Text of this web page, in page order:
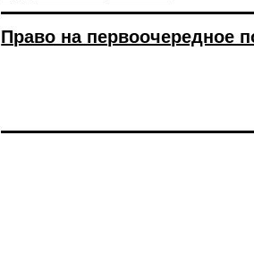
Право на первоочередное